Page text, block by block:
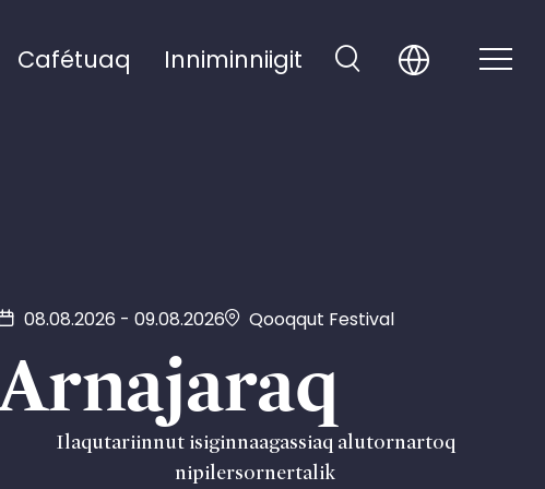
Cafétuaq Inniminniigit
08.08.2026 - 09.08.2026 Qooqqut Festival
Arnajaraq
Ilaqutariinnut isiginnaagassiaq alutornartoq
nipilersornertalik